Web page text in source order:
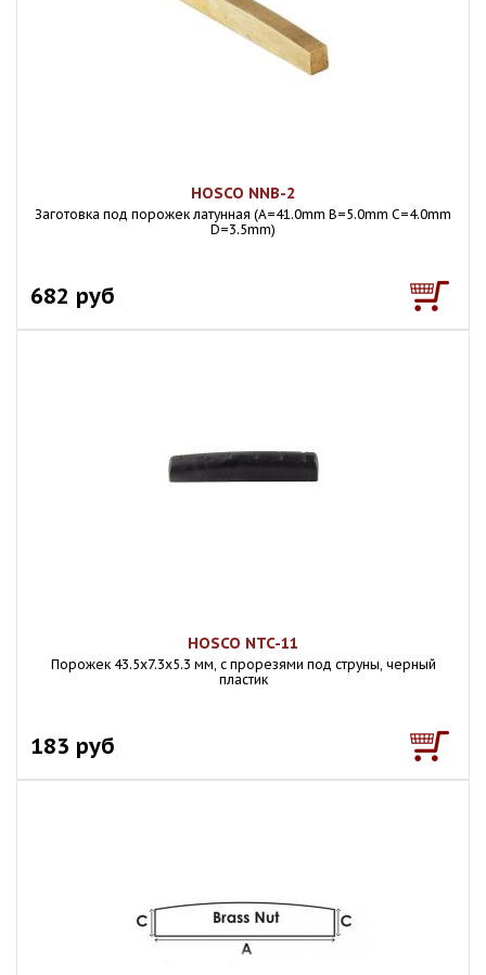
HOSCO NNB-2
Заготовка под порожек латунная (A=41.0mm B=5.0mm C=4.0mm
D=3.5mm)
682 руб
HOSCO NTC-11
Порожек 43.5х7.3х5.3 мм, с прорезями под струны, черный
пластик
183 руб